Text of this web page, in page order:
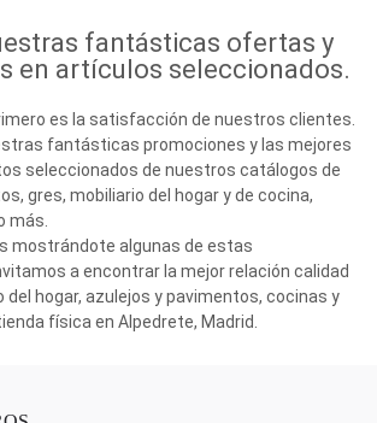
fantásticas ofertas y
en artículos seleccionados.
es la satisfacción de nuestros clientes.
fantásticas promociones y las mejores
seleccionados de nuestros catálogos de
gres, mobiliario del hogar y de cocina,
más.
mostrándote algunas de estas
a encontrar la mejor relación calidad
del hogar, azulejos y pavimentos, cocinas y
física en Alpedrete, Madrid.